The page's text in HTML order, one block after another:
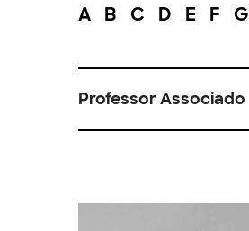
A B C D E F G
Professor Associado